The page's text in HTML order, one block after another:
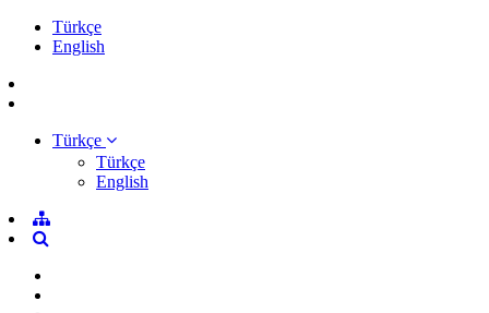
Türkçe
English
Türkçe
Türkçe
English